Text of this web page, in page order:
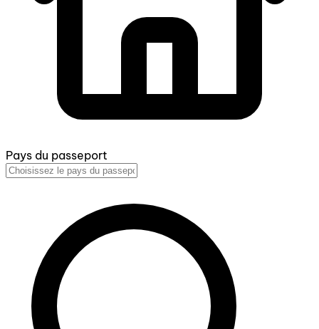
Pays du passeport